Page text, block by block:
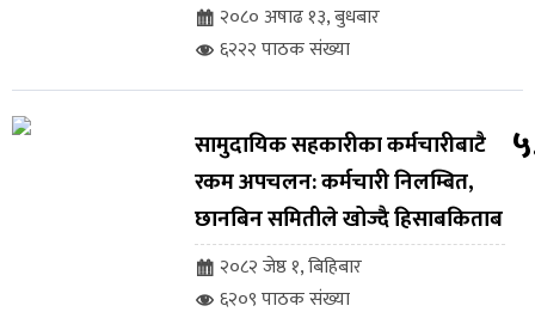
२०८० अषाढ १३, बुधबार
६२२२ पाठक संख्या
सामुदायिक सहकारीका कर्मचारीबाटै
रकम अपचलन: कर्मचारी निलम्बित,
छानबिन समितीले खोज्दै हिसाबकिताब
२०८२ जेष्ठ १, बिहिबार
६२०९ पाठक संख्या